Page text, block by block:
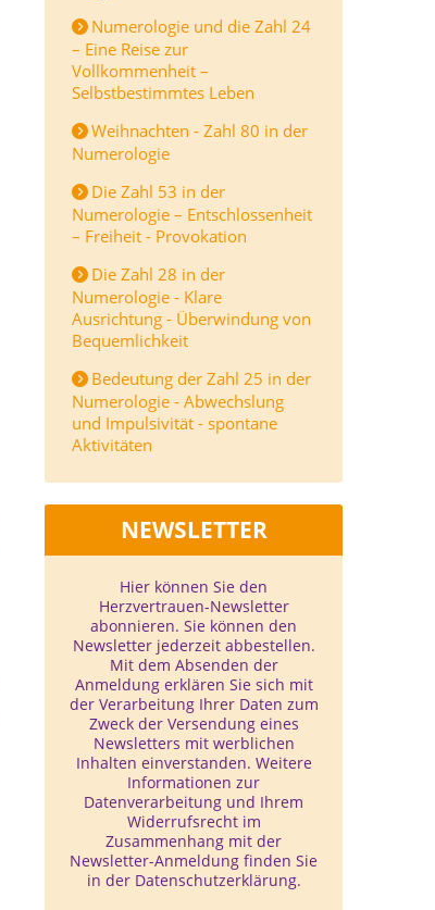
Numerologie und die Zahl 24
– Eine Reise zur
Vollkommenheit –
Selbstbestimmtes Leben
Weihnachten - Zahl 80 in der
Numerologie
Die Zahl 53 in der
Numerologie – Entschlossenheit
– Freiheit - Provokation
Die Zahl 28 in der
Numerologie - Klare
Ausrichtung - Überwindung von
Bequemlichkeit
Bedeutung der Zahl 25 in der
Numerologie - Abwechslung
und Impulsivität - spontane
Aktivitäten
NEWSLETTER
Hier können Sie den
Herzvertrauen-­Newsletter
abonnieren. Sie können den
Newsletter jederzeit abbestellen.
Mit dem Absenden der
Anmeldung erklären Sie sich mit
der Verarbeitung Ihrer Daten zum
Zweck der Versendung eines
Newsletters mit werblichen
Inhalten einverstanden. Weitere
Informationen zur
Datenverarbeitung und Ihrem
Widerrufsrecht im
Zusammenhang mit der
Newsletter-Anmeldung finden Sie
in der Datenschutzerklärung.